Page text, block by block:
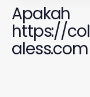
Apakah
https://
Penilaian